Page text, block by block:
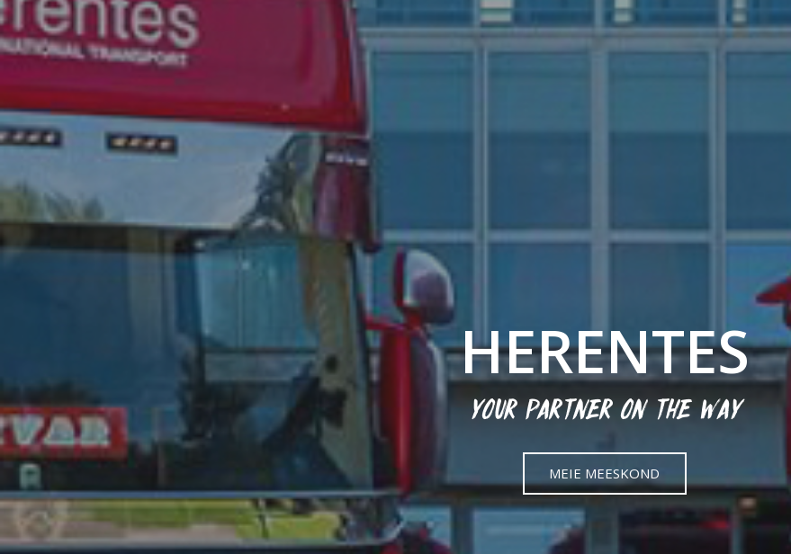
HERENTES
YOUR PARTNER ON THE WAY
MEIE MEESKOND